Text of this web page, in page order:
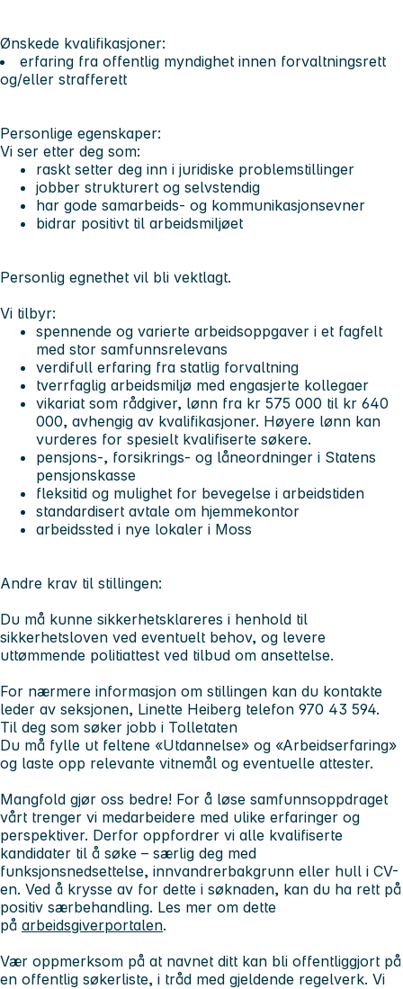
Ønskede kvalifikasjoner:
erfaring fra offentlig myndighet innen forvaltningsrett
og/eller strafferett
Personlige egenskaper:
Vi ser etter deg som:
raskt setter deg inn i juridiske problemstillinger
jobber strukturert og selvstendig
har gode samarbeids- og kommunikasjonsevner
bidrar positivt til arbeidsmiljøet
Personlig egnethet vil bli vektlagt.
Vi tilbyr:
spennende og varierte arbeidsoppgaver i et fagfelt
med stor samfunnsrelevans
verdifull erfaring fra statlig forvaltning
tverrfaglig arbeidsmiljø med engasjerte kollegaer
vikariat som rådgiver, lønn fra kr 575 000 til kr 640
000, avhengig av kvalifikasjoner. Høyere lønn kan
vurderes for spesielt kvalifiserte søkere.
pensjons-, forsikrings- og låneordninger i Statens
pensjonskasse
fleksitid og mulighet for bevegelse i arbeidstiden
standardisert avtale om hjemmekontor
arbeidssted i nye lokaler i Moss
Andre krav til stillingen:
Du må kunne sikkerhetsklareres i henhold til
sikkerhetsloven ved eventuelt behov, og levere
uttømmende politiattest ved tilbud om ansettelse.
For nærmere informasjon om stillingen kan du kontakte
leder av seksjonen, Linette Heiberg telefon 970 43 594.
Til deg som søker jobb i Tolletaten
Du må fylle ut feltene «Utdannelse» og «Arbeidserfaring»
og laste opp relevante vitnemål og eventuelle attester.
Mangfold gjør oss bedre! For å løse samfunnsoppdraget
vårt trenger vi medarbeidere med ulike erfaringer og
perspektiver. Derfor oppfordrer vi alle kvalifiserte
kandidater til å søke – særlig deg med
funksjonsnedsettelse, innvandrerbakgrunn eller hull i CV-
en. Ved å krysse av for dette i søknaden, kan du ha rett på
positiv særbehandling. Les mer om dette
på arbeidsgiverportalen.
Vær oppmerksom på at navnet ditt kan bli offentliggjort på
en offentlig søkerliste, i tråd med gjeldende regelverk. Vi